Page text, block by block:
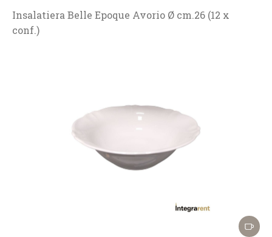
Insalatiera Belle Epoque Avorio Ø cm.26 (12 x
conf.)